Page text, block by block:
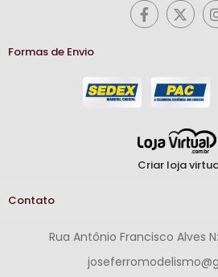
Formas de Envio
Criar loja
Contato
Rua Antônio Francisco Alves